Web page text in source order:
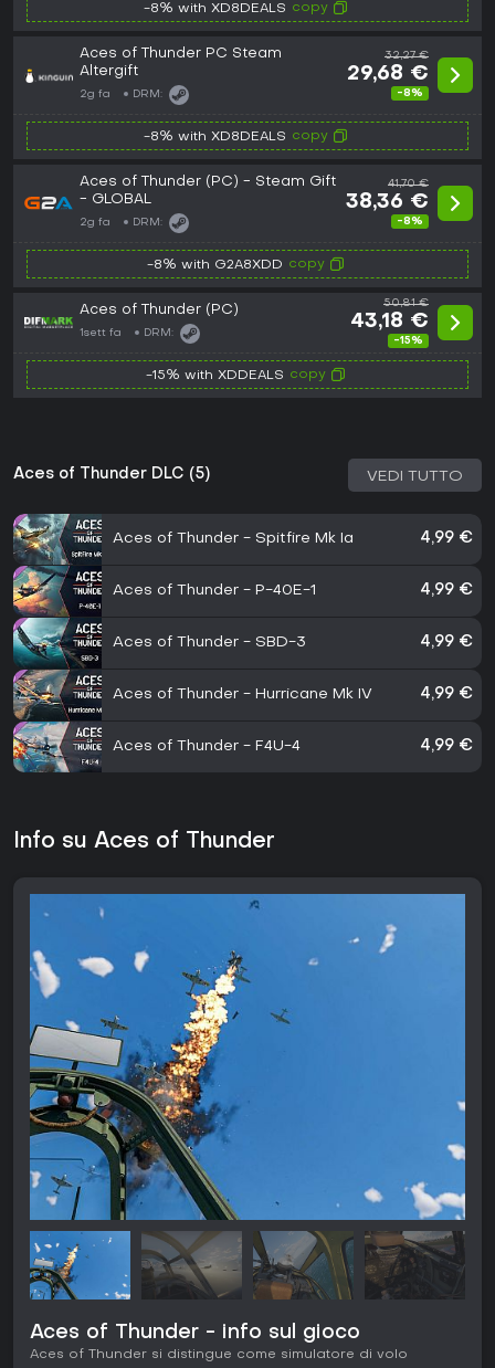
-8% with XD8DEALS copy
Aces of Thunder PC Steam
Altergift
2g fa DRM:
32,27 €
29,68 €
-8%
-8% with XD8DEALS copy
Aces of Thunder (PC) - Steam Gift
- GLOBAL
2g fa DRM:
41,70 €
38,36 €
-8%
-8% with G2A8XDD copy
Aces of Thunder (PC)
1sett fa DRM:
50,81 €
43,18 €
-15%
-15% with XDDEALS copy
Aces of Thunder DLC (5) VEDI TUTTO
Aces of Thunder - Spitfire Mk Ia 4,99 €
Aces of Thunder - P-40E-1 4,99 €
Aces of Thunder - SBD-3 4,99 €
Aces of Thunder - Hurricane Mk IV 4,99 €
Aces of Thunder - F4U-4 4,99 €
Info su Aces of Thunder
Aces of Thunder - info sul gioco
Aces of Thunder si distingue come simulatore di volo